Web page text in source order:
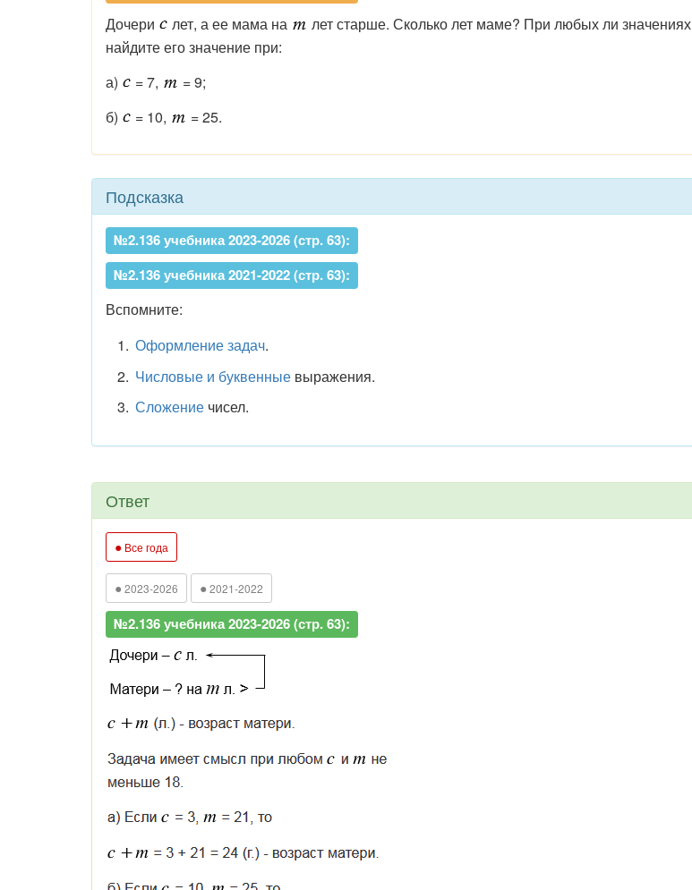
Дочери лет, а ее мама на лет старше. Сколько лет маме? При любых ли значениях
найдите его значение при:
а)
= 7,
= 9;
б)
= 10, = 25.
Подсказка
№2.136 учебника 2023-2026 (стр. 63):
№2.136 учебника 2021-2022 (стр. 63):
Вспомните:
Оформление задач.
Числовые и буквенныевыражения.
Сложениечисел.
Ответ
● Все года
● 2023-2026 ● 2021-2022
№2.136 учебника 2023-2026 (стр. 63):